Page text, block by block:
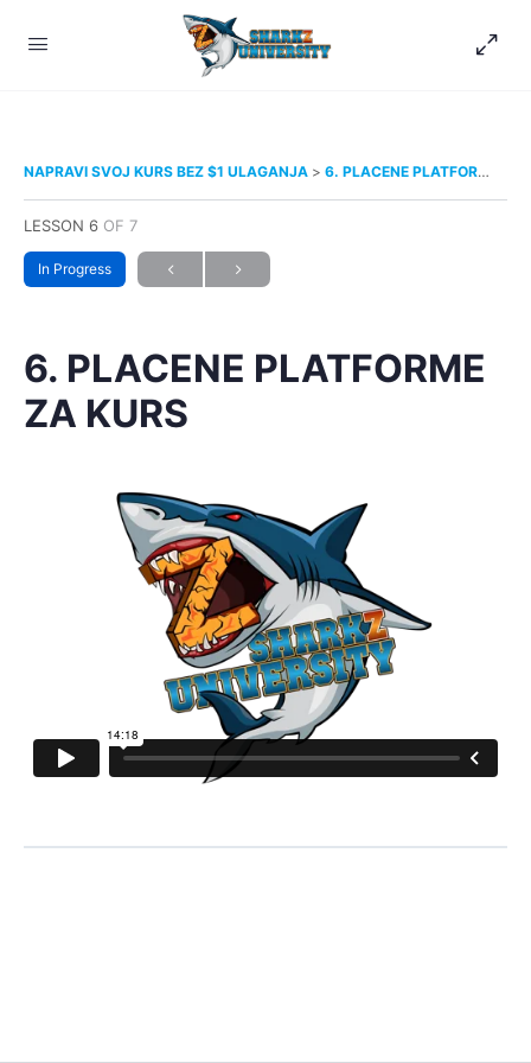
NAPRAVI SVOJ KURS BEZ $1 ULAGANJA 6. PLACENE PLATFORME ZA KURS
LESSON 6 OF 7
In Progress
6. PLACENE PLATFORME
ZA KURS